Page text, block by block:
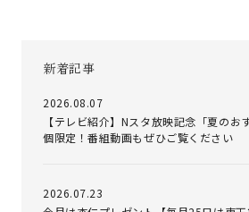
新着記事
2026.08.07
【テレビ紹介】Nスタ放映記念「夏のお
個限定！番組動画もぜひご覧ください
2026.07.23